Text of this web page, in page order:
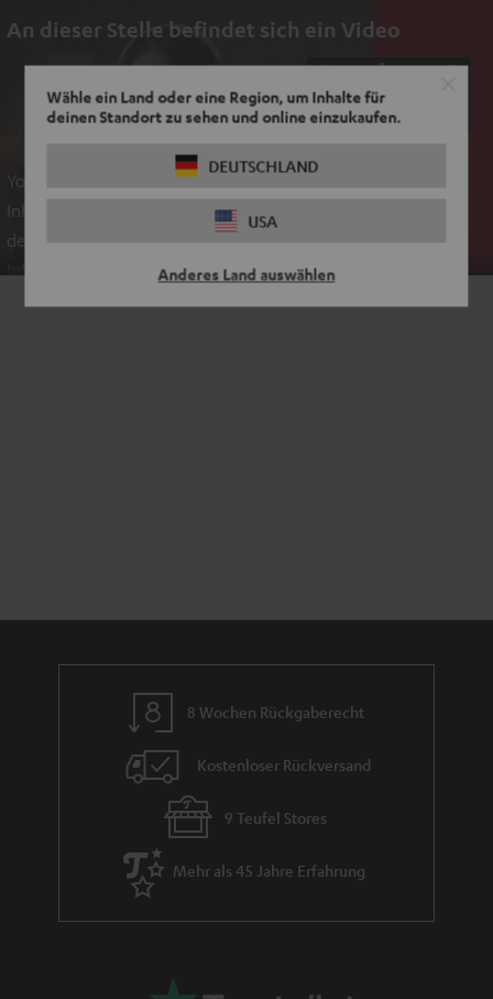
Wähle ein Land oder eine Region, um Inhalte für
deinen Standort zu sehen und online einzukaufen.
DEUTSCHLAND
USA
Anderes Land auswählen
An dieser Stelle befindet sich ein Video
EINMALIG ZUSTIMMEN UND ANZEIGEN
YouTube-/Vimeo-Videos sind externe Inhalte. Der externe
Inhalt kann hier mit nur einem Klick angezeigt werden. Mit
dem Anklicken des Inhalts wird zugestimmt, dass externe
Inhalte angezeigt werden. Dabei können personenbezogene
8 Wochen Rückgaberecht
Kostenloser Rückversand
9 Teufel Stores
Mehr als 45 Jahre Erfahrung